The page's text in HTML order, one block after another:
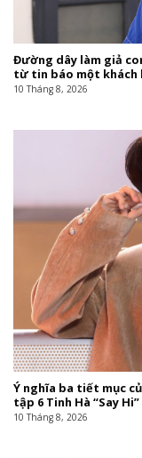
Đường dây làm giả
từ tin báo một khách
10 Tháng 8, 2026
Ý nghĩa ba tiết mục
tập 6 Tinh Hà “Say Hi”
10 Tháng 8, 2026